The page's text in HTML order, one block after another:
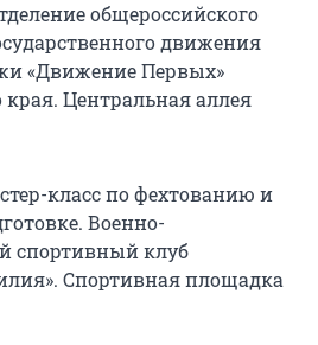
общероссийского
движения
«Движение Первых»
края. Центральная аллея
класс по фехтованию и
Военно-
спортивный клуб
Спортивная площадка